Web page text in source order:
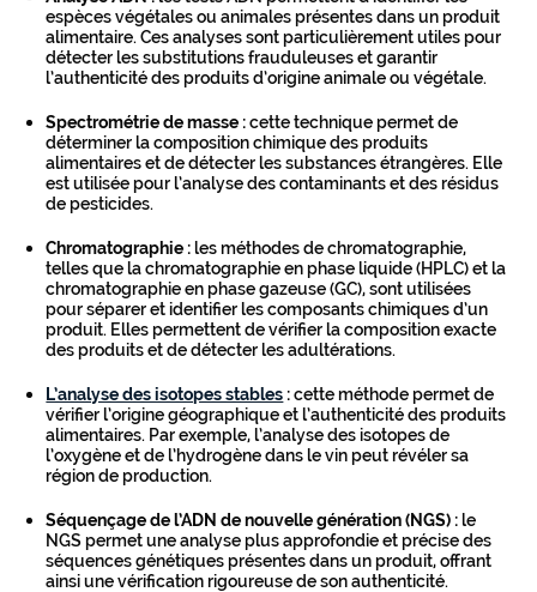
espèces végétales ou animales présentes dans un produit
alimentaire. Ces analyses sont particulièrement utiles pour
détecter les substitutions frauduleuses et garantir
l’authenticité des produits d’origine animale ou végétale.
Spectrométrie de masse :cette technique permet de
déterminer la composition chimique des produits
alimentaires et de détecter les substances étrangères. Elle
est utilisée pour l’analyse des contaminants et des résidus
de pesticides.
Chromatographie :les méthodes de chromatographie,
telles que la chromatographie en phase liquide (HPLC) et la
chromatographie en phase gazeuse (GC), sont utilisées
pour séparer et identifier les composants chimiques d’un
produit. Elles permettent de vérifier la composition exacte
des produits et de détecter les adultérations.
L’analyse des isotopes stables :cette méthode permet de
vérifier l’origine géographique et l’authenticité des produits
alimentaires. Par exemple, l’analyse des isotopes de
l’oxygène et de l’hydrogène dans le vin peut révéler sa
région de production.
Séquençage de l’ADN de nouvelle génération (NGS) :le
NGS permet une analyse plus approfondie et précise des
séquences génétiques présentes dans un produit, offrant
ainsi une vérification rigoureuse de son authenticité.